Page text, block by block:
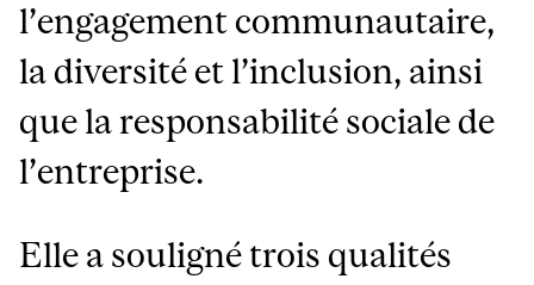
l’engagement communautaire,
la diversité et l’inclusion, ainsi
que la responsabilité sociale de
l’entreprise.
Elle a souligné trois qualités